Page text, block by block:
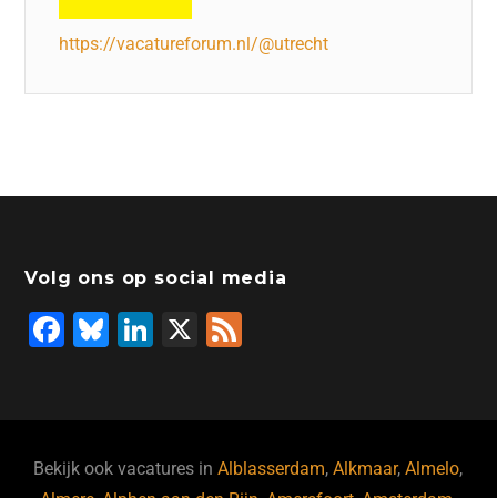
https://vacatureforum.nl/@utrecht
Volg ons op social media
F
b
Bl
ky
Li
dI
X
Bekijk ook vacatures inAlblasserdam,Alkmaar,Almelo,